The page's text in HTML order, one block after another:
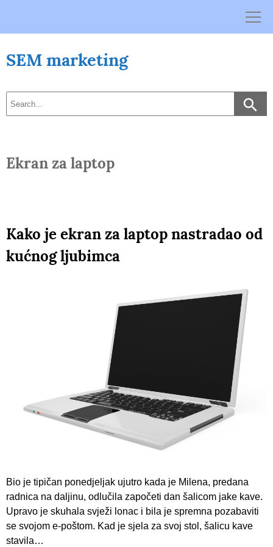
SEM marketing
Ekran za laptop
Kako je ekran za laptop nastradao od
kućnog ljubimca
Bio je tipičan ponedjeljak ujutro kada je Milena, predana
radnica na daljinu, odlučila započeti dan šalicom jake kave.
Upravo je skuhala svježi lonac i bila je spremna pozabaviti
se svojom e-poštom. Kad je sjela za svoj stol, šalicu kave
stavila…